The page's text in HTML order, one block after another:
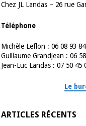
Chez JL Landas – 26 rue
Téléphone
Michèle Leflon : 06 08 93
Guillaume Grandjean : 06
Jean-Luc Landas : 07 50 45
Le
ARTICLES RÉCENTS